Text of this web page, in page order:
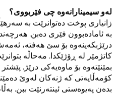
لەو سیمینارانەوە چی فێربووی؟
زانیاری پوخت دەتوانرێت بە
بە ئامادەبوون فێری دەبن.
درێژبکەینەوە بۆ سێ هەفتە،
کاتژمێر لە ڕۆژێکدا. مەحاڵە
بمێنێتەوە بۆ ماوەیەکی درێژ.
کۆمەڵایەتی کە ژنەکان لەوێ
بدەن پەیوەستی ئینتەرنێت ببن.